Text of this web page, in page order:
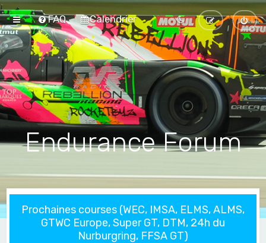
FAQ Calendrier
Endurance Forum
Prochaines courses (WEC, IMSA, ELMS, ALMS,
GTWC Europe, Super GT, DTM, 24h du
Nurburgring, FFSA GT)